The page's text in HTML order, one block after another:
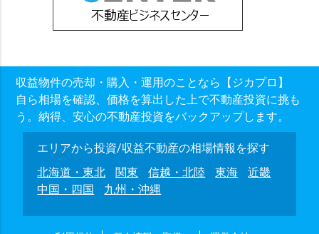
収益物件の売却・購入・運用のことなら【ジカプロ】
自ら相場を確認、価格を算出した上で不動産投資に挑も
う。納得、安心の不動産投資をバックアップします。
エリアから投資/収益不動産の相場情報を探す
北海道・東北
関東 信越・北陸 東海
近畿
中国・四国
九州・沖縄